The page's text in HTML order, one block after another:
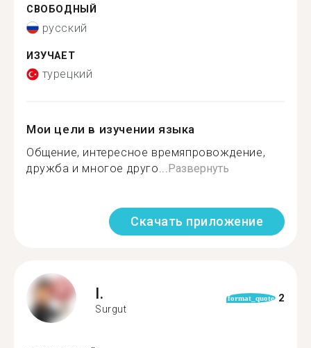
СВОБОДНЫЙ
русский
ИЗУЧАЕТ
турецкий
Мои цели в изучении языка
Общение, интересное времяпровождение,
дружба и многое друго...Развернуть
Скачать приложение
I.
Surgut
format_quote 2